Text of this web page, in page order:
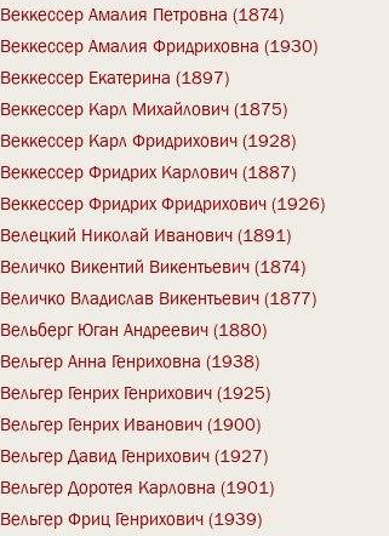
Веккессер Амалия Петровна (1874)
Веккессер Амалия Фридриховна (1930)
Веккессер Екатерина (1897)
Веккессер Карл Михайлович (1875)
Веккессер Карл Фридрихович (1928)
Веккессер Фридрих Карлович (1887)
Веккессер Фридрих Фридрихович (1926)
Велецкий Николай Иванович (1891)
Величко Викентий Викентьевич (1874)
Величко Владислав Викентьевич (1877)
Вельберг Юган Андреевич (1880)
Вельгер Анна Генриховна (1938)
Вельгер Генрих Генрихович (1925)
Вельгер Генрих Иванович (1900)
Вельгер Давид Генрихович (1927)
Вельгер Доротея Карловна (1901)
Вельгер Фриц Генрихович (1939)